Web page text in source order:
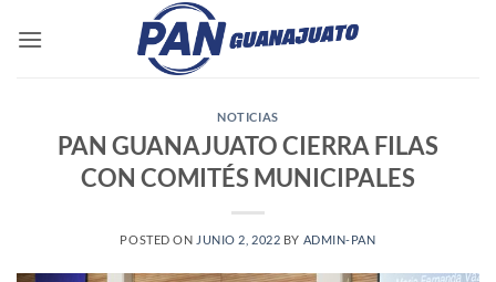
NOTICIAS
PAN GUANAJUATO CIERRA FILAS
CON COMITÉS MUNICIPALES
POSTED ON JUNIO 2, 2022 BY ADMIN-PAN